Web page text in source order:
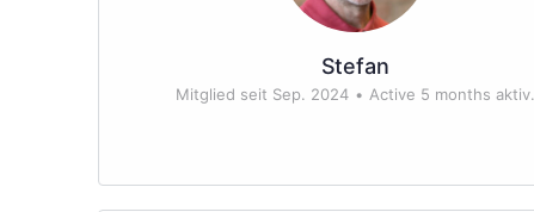
Stefan
Mitglied seit Sep. 2024 • Active 5 months aktiv.